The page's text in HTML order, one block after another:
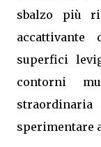
sbalzo più
superfici
contorni
straordinaria
sperimentare